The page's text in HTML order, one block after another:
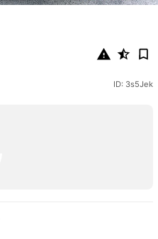
ID: 3s5Jek